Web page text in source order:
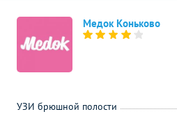
Медок Коньково
УЗИ брюшной полости